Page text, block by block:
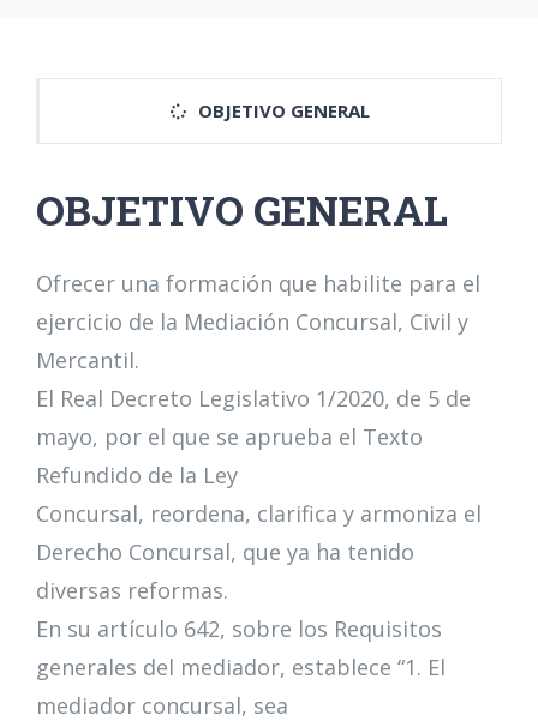
OBJETIVO GENERAL
OBJETIVO GENERAL
Ofrecer una formación que habilite para el
ejercicio de la Mediación Concursal, Civil y
Mercantil.
El Real Decreto Legislativo 1/2020, de 5 de
mayo, por el que se aprueba el Texto
Refundido de la Ley
Concursal, reordena, clarifica y armoniza el
Derecho Concursal, que ya ha tenido
diversas reformas.
En su artículo 642, sobre los Requisitos
generales del mediador, establece “1. El
mediador concursal, sea